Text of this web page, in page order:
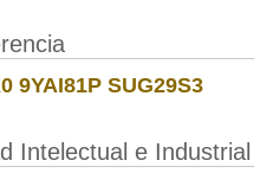
9YAI81P SUG29S3
Intelectual e Industrial